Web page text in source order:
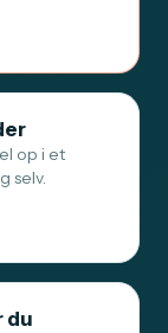
op i et
selv.
du